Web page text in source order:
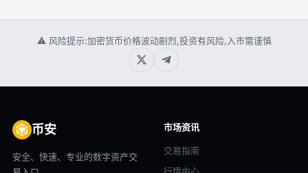
⚠ 风险提示:加密货币价格波动剧烈,投资有风险,入市需谨慎
币安
安全、快速、专业的数字资产交
市场资讯
交易指南